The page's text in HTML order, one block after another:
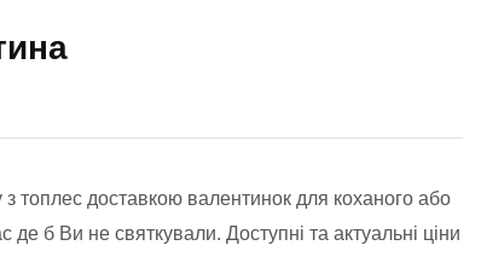
топлес доставкою валентинок для коханого або
де б Ви не святкували. Доступні та актуальні ціни